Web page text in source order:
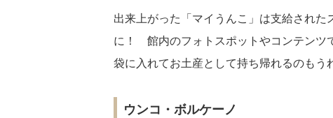
出来上がった「マイうんこ」は支給された
に！ 館内のフォトスポットやコンテンツ
袋に入れてお土産として持ち帰れるのもう
ウンコ・ボルケーノ